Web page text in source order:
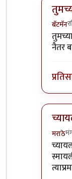
बॅटमॅन
In
नैतर
मराठे
In